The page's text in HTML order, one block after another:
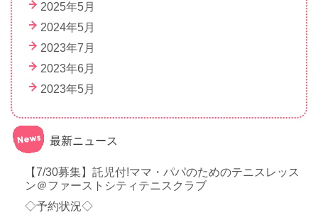
2025年5月
2024年5月
2023年7月
2023年6月
2023年5月
最新ニュース
【7/30募集】託児付!ママ・パパのためのテニスレッス
ン＠ファーストシティテニスクラブ
◇予約状況◇